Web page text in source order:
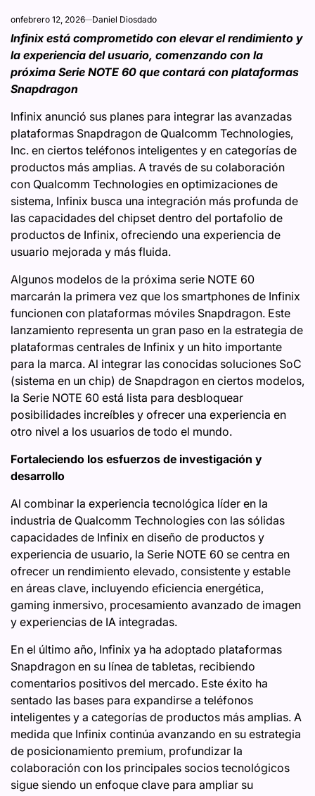
onfebrero 12, 2026 Daniel Diosdado
Infinix está comprometido con elevar el rendimiento y
la experiencia del usuario, comenzando con la
próxima Serie NOTE 60 que contará con plataformas
Snapdragon
Infinix anunció sus planes para integrar las avanzadas
plataformas Snapdragon de Qualcomm Technologies,
Inc. en ciertos teléfonos inteligentes y en categorías de
productos más amplias. A través de su colaboración
con Qualcomm Technologies en optimizaciones de
sistema, Infinix busca una integración más profunda de
las capacidades del chipset dentro del portafolio de
productos de Infinix, ofreciendo una experiencia de
usuario mejorada y más fluida.
Algunos modelos de la próxima serie NOTE 60
marcarán la primera vez que los smartphones de Infinix
funcionen con plataformas móviles Snapdragon. Este
lanzamiento representa un gran paso en la estrategia de
plataformas centrales de Infinix y un hito importante
para la marca. Al integrar las conocidas soluciones SoC
(sistema en un chip) de Snapdragon en ciertos modelos,
la Serie NOTE 60 está lista para desbloquear
posibilidades increíbles y ofrecer una experiencia en
otro nivel a los usuarios de todo el mundo.
Fortaleciendo los esfuerzos de investigación y
desarrollo
Al combinar la experiencia tecnológica líder en la
industria de Qualcomm Technologies con las sólidas
capacidades de Infinix en diseño de productos y
experiencia de usuario, la Serie NOTE 60 se centra en
ofrecer un rendimiento elevado, consistente y estable
en áreas clave, incluyendo eficiencia energética,
gaming inmersivo, procesamiento avanzado de imagen
y experiencias de IA integradas.
En el último año, Infinix ya ha adoptado plataformas
Snapdragon en su línea de tabletas, recibiendo
comentarios positivos del mercado. Este éxito ha
sentado las bases para expandirse a teléfonos
inteligentes y a categorías de productos más amplias. A
medida que Infinix continúa avanzando en su estrategia
de posicionamiento premium, profundizar la
colaboración con los principales socios tecnológicos
sigue siendo un enfoque clave para ampliar su